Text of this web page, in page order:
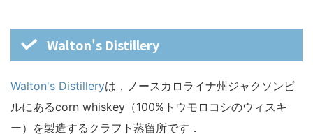
Walton's Distillery
Walton's Distilleryは，ノースカロライナ州ジャクソンビ
ルにあるcorn whiskey（100%トウモロコシのウィスキ
ー）を製造するクラフト蒸留所です．